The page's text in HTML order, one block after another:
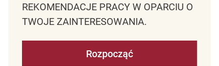
REKOMENDACJE PRACY W OPARCIU O
TWOJE ZAINTERESOWANIA.
Rozpocząć